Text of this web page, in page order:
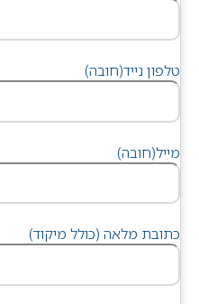
טלפון נייד(חובה)
מייל(חובה)
כתובת מלאה (כולל מיקוד)